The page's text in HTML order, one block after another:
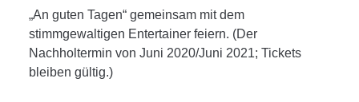
„An guten Tagen“ gemeinsam mit dem
stimmgewaltigen Entertainer feiern. (Der
Nachholtermin von Juni 2020/Juni 2021; Tickets
bleiben gültig.)